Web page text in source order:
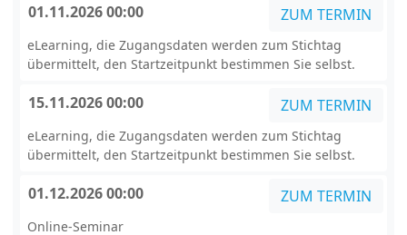
01.11.2026 00:00 ZUM TERMIN
eLearning, die Zugangsdaten werden zum Stichtag
übermittelt, den Startzeitpunkt bestimmen Sie selbst.
15.11.2026 00:00 ZUM TERMIN
eLearning, die Zugangsdaten werden zum Stichtag
übermittelt, den Startzeitpunkt bestimmen Sie selbst.
01.12.2026 00:00 ZUM TERMIN
Online-Seminar